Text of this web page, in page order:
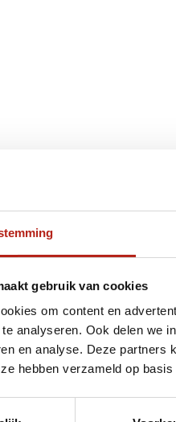
gebruik van cookies
om content en
analyseren. Ook delen we
en analyse. Deze partners
hebben verzameld op
met Amateur